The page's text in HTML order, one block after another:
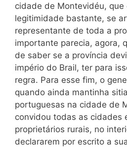
cidade de Montevidéu, que
legitimidade bastante, se
representante de toda a
importante parecia, agora,
de saber se a província
império do Brail, ter para
regra. Para esse fim, o
quando ainda mantinha
portuguesas na cidade de
convidou todas as cidades
proprietários rurais, no
declararem por escrito a